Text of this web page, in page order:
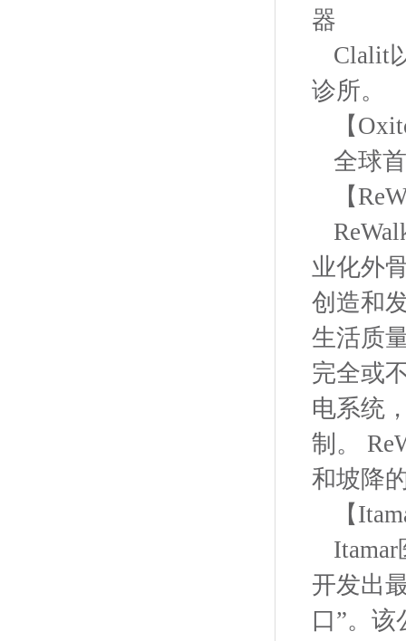
器
Clalit
诊所。
【
全球
【
业化外
创造和
生活质
完全或
电系统
制。
和坡降
【
开发出
口”。